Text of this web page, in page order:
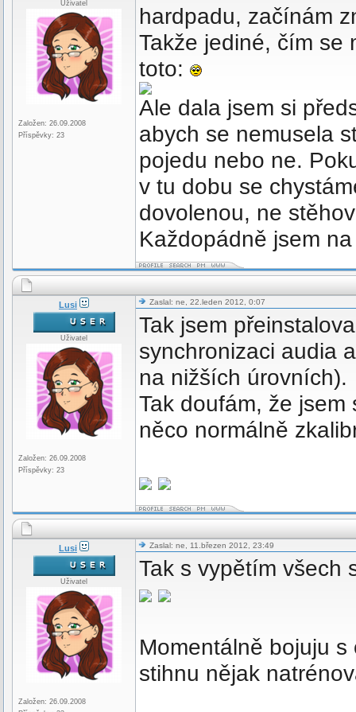
Uživatel
Založen: 26.09.2008
Příspěvky: 23
hardpadu, začínám
Takže jediné, čím se
toto:
Ale dala jsem si
abych se nemusela
pojedu nebo ne.
v tu dobu se
dovolenou, ne
Každopádně jsem
Lusi
Uživatel
Založen: 26.09.2008
Příspěvky: 23
Zaslal: ne, 22.leden 2012, 0:07
Tak jsem
synchronizaci audia
na nižších úrovních).
Tak doufám, že
něco normálně
Lusi
Uživatel
Založen: 26.09.2008
Zaslal: ne, 11.březen 2012, 23:49
Tak s vypětím všech
Momentálně bojuju
stihnu nějak